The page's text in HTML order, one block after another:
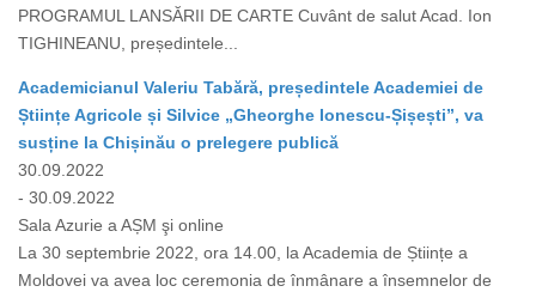
PROGRAMUL LANSĂRII DE CARTE Cuvânt de salut Acad. Ion
TIGHINEANU, președintele...
Academicianul Valeriu Tabără, președintele Academiei de
Științe Agricole și Silvice „Gheorghe Ionescu-Șișești”, va
susține la Chișinău o prelegere publică
30.09.2022
- 30.09.2022
Sala Azurie a AȘM şi online
La 30 septembrie 2022, ora 14.00, la Academia de Științe a
Moldovei va avea loc ceremonia de înmânare a însemnelor de